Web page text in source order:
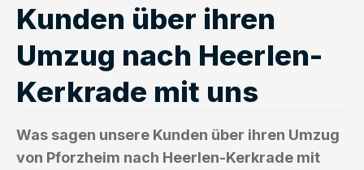
Kunden über ihren
Umzug nach Heerlen-
Kerkrade mit uns
Was sagen unsere Kunden über ihren Umzug
von Pforzheim nach Heerlen-Kerkrade mit